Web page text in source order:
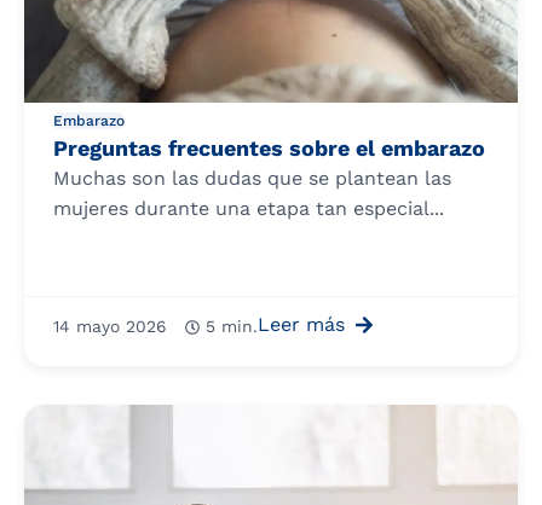
Embarazo
Preguntas frecuentes sobre el embarazo
Muchas son las dudas que se plantean las
mujeres durante una etapa tan especial...
14 mayo 2026 5 min.Leer más